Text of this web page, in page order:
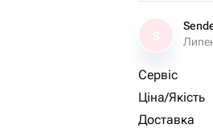
Сервіс
Ціна/Якість
Доставка